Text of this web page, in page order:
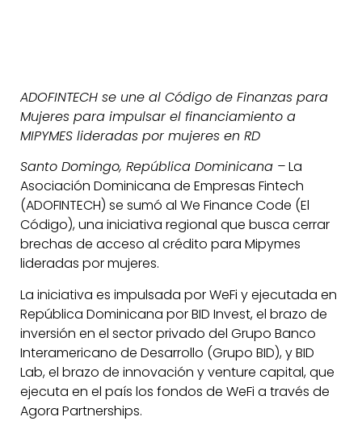
ADOFINTECH se une al Código de Finanzas para
Mujeres para impulsar el financiamiento a
MIPYMES lideradas por mujeres en RD
Santo Domingo, República Dominicana –La
Asociación Dominicana de Empresas Fintech
(ADOFINTECH) se sumó al We Finance Code (El
Código), una iniciativa regional que busca cerrar
brechas de acceso al crédito para Mipymes
lideradas por mujeres.
La iniciativa es impulsada por WeFi y ejecutada en
República Dominicana por BID Invest, el brazo de
inversión en el sector privado del Grupo Banco
Interamericano de Desarrollo (Grupo BID), y BID
Lab, el brazo de innovación y venture capital, que
ejecuta en el país los fondos de WeFi a través de
Agora Partnerships.